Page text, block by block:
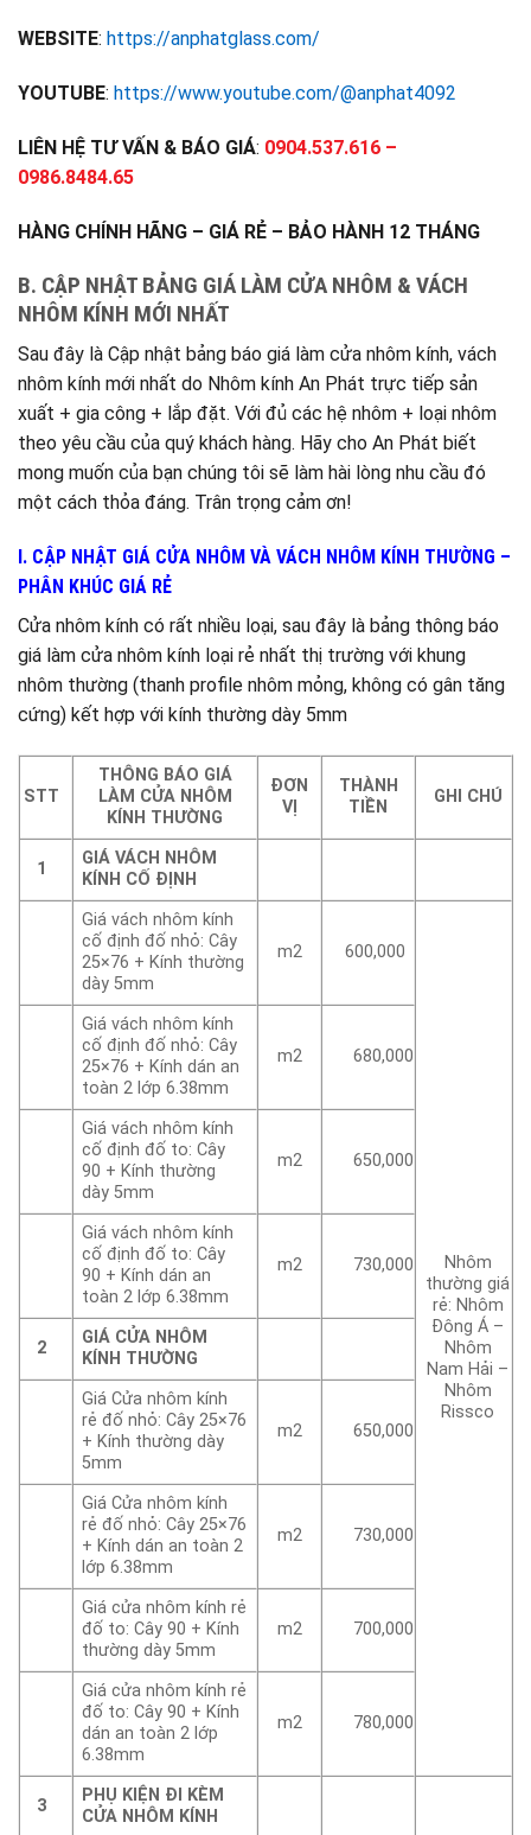
WEBSITE: https://anphatglass.com/
YOUTUBE: https://www.youtube.com/@anphat4092
LIÊN HỆ TƯ VẤN & BÁO GIÁ: 0904.537.616 –
0986.8484.65
HÀNG CHÍNH HÃNG – GIÁ RẺ – BẢO HÀNH 12 THÁNG
B. CẬP NHẬT BẢNG GIÁ LÀM CỬA NHÔM & VÁCH
NHÔM KÍNH MỚI NHẤT
Sau đây là Cập nhật bảng báo giá làm cửa nhôm kính, vách
nhôm kính mới nhất do Nhôm kính An Phát trực tiếp sản
xuất + gia công + lắp đặt. Với đủ các hệ nhôm + loại nhôm
theo yêu cầu của quý khách hàng. Hãy cho An Phát biết
mong muốn của bạn chúng tôi sẽ làm hài lòng nhu cầu đó
một cách thỏa đáng. Trân trọng cảm ơn!
I. CẬP NHẬT GIÁ CỬA NHÔM VÀ VÁCH NHÔM KÍNH THƯỜNG –
PHÂN KHÚC GIÁ RẺ
Cửa nhôm kính có rất nhiều loại, sau đây là bảng thông báo
giá làm cửa nhôm kính loại rẻ nhất thị trường với khung
nhôm thường (thanh profile nhôm mỏng, không có gân tăng
cứng) kết hợp với kính thường dày 5mm
STT
THÔNG BÁO GIÁ
LÀM CỬA NHÔM
KÍNH THƯỜNG
ĐƠN
VỊ
THÀNH
TIỀN
GHI CHÚ
1
GIÁ VÁCH NHÔM
KÍNH CỐ ĐỊNH
Giá vách nhôm kính
cố định đố nhỏ: Cây
25×76 + Kính thường
dày 5mm
m2 600,000
Nhôm
thường giá
rẻ: Nhôm
Đông Á –
Nhôm
Nam Hải –
Nhôm
Rissco
Giá vách nhôm kính
cố định đố nhỏ: Cây
25×76 + Kính dán an
toàn 2 lớp 6.38mm
m2 680,000
Giá vách nhôm kính
cố định đố to: Cây
90 + Kính thường
dày 5mm
m2 650,000
Giá vách nhôm kính
cố định đố to: Cây
90 + Kính dán an
toàn 2 lớp 6.38mm
m2 730,000
2
GIÁ CỬA NHÔM
KÍNH THƯỜNG
Giá Cửa nhôm kính
rẻ đố nhỏ: Cây 25×76
+ Kính thường dày
5mm
m2 650,000
Giá Cửa nhôm kính
rẻ đố nhỏ: Cây 25×76
+ Kính dán an toàn 2
lớp 6.38mm
m2 730,000
Giá cửa nhôm kính rẻ
đố to: Cây 90 + Kính
thường dày 5mm
m2 700,000
Giá cửa nhôm kính rẻ
đố to: Cây 90 + Kính
dán an toàn 2 lớp
6.38mm
m2 780,000
3
PHỤ KIỆN ĐI KÈM
CỬA NHÔM KÍNH